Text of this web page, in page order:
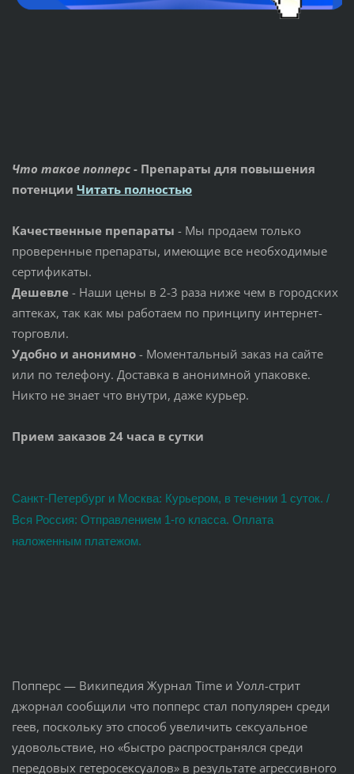
Что такое попперс- Препараты для повышения
потенции Читать полностью
Качественные препараты - Мы продаем только
проверенные препараты, имеющие все необходимые
сертификаты.
Дешевле- Наши цены в 2-3 раза ниже чем в городских
аптеках, так как мы работаем по принципу интернет-
торговли.
Удобно и анонимно- Моментальный заказ на сайте
или по телефону. Доставка в анонимной упаковке.
Никто не знает что внутри, даже курьер.
Прием заказов 24 часа в сутки
Санкт-Петербург и Москва: Курьером, в течении 1 суток. /
Вся Россия: Отправлением 1-го класса. Оплата
наложенным платежом.
Попперс — Википедия Журнал Time и Уолл-стрит
джорнал сообщили что попперс стал популярен среди
геев, поскольку это способ увеличить сексуальное
удовольствие, но «быстро распространялся среди
передовых гетеросексуалов» в результате агрессивного